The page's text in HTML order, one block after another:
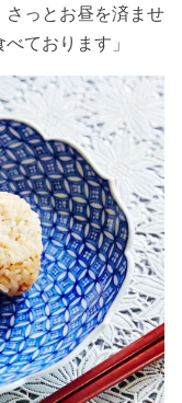
っとお昼を済ませ
ております」